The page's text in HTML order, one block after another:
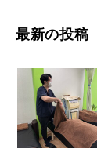
最新の投稿